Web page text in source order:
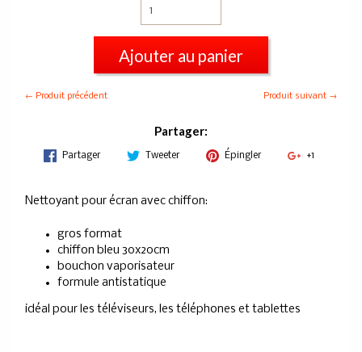
Ajouter au panier
← Produit précédent Produit suivant →
Partager:
Partager Tweeter Épingler +1
Nettoyant pour écran avec chiffon:
gros format
chiffon bleu 30x20cm
bouchon vaporisateur
formule antistatique
idéal pour les téléviseurs, les téléphones et tablettes